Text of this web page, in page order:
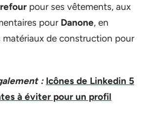
pour ses vêtements, aux
pour Danone, en
matériaux de construction pour
: Icônes de Linkedin 5
à éviter pour un profil